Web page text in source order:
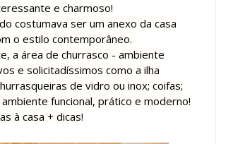
e charmoso!
costumava ser um anexo da casa
o estilo contemporâneo.
a área de churrasco - ambiente
e solicitadíssimos como a ilha
de vidro ou inox; coifas;
funcional, prático e moderno!
à casa + dicas!